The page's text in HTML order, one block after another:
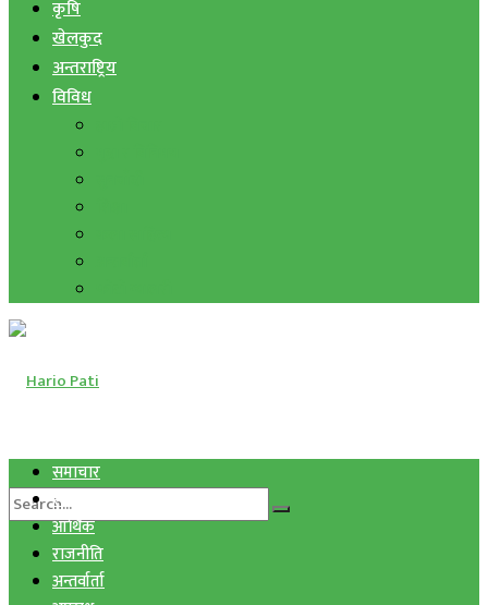
कृषि
खेलकुद
अन्तराष्ट्रिय
विविध
समाचार
स्वास्थ्य
आर्थिक
राजनीति
अन्तर्वार्ता